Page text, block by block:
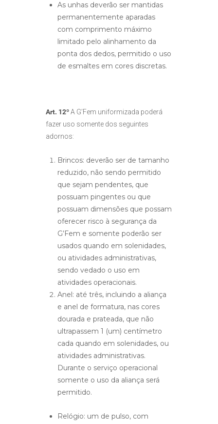
As unhas deverão ser mantidas
permanentemente aparadas
com comprimento máximo
limitado pelo alinhamento da
ponta dos dedos, permitido o uso
de esmaltes em cores discretas.
Art. 12ºA G’Fem uniformizada poderá
fazer uso somente dos seguintes
adornos:
Brincos: deverão ser de tamanho
reduzido, não sendo permitido
que sejam pendentes, que
possuam pingentes ou que
possuam dimensões que possam
oferecer risco à segurança da
G’Fem e somente poderão ser
usados quando em solenidades,
ou atividades administrativas,
sendo vedado o uso em
atividades operacionais.
Anel: até três, incluindo a aliança
e anel de formatura, nas cores
dourada e prateada, que não
ultrapassem 1 (um) centímetro
cada quando em solenidades, ou
atividades administrativas.
Durante o serviço operacional
somente o uso da aliança será
permitido.
Relógio: um de pulso, com